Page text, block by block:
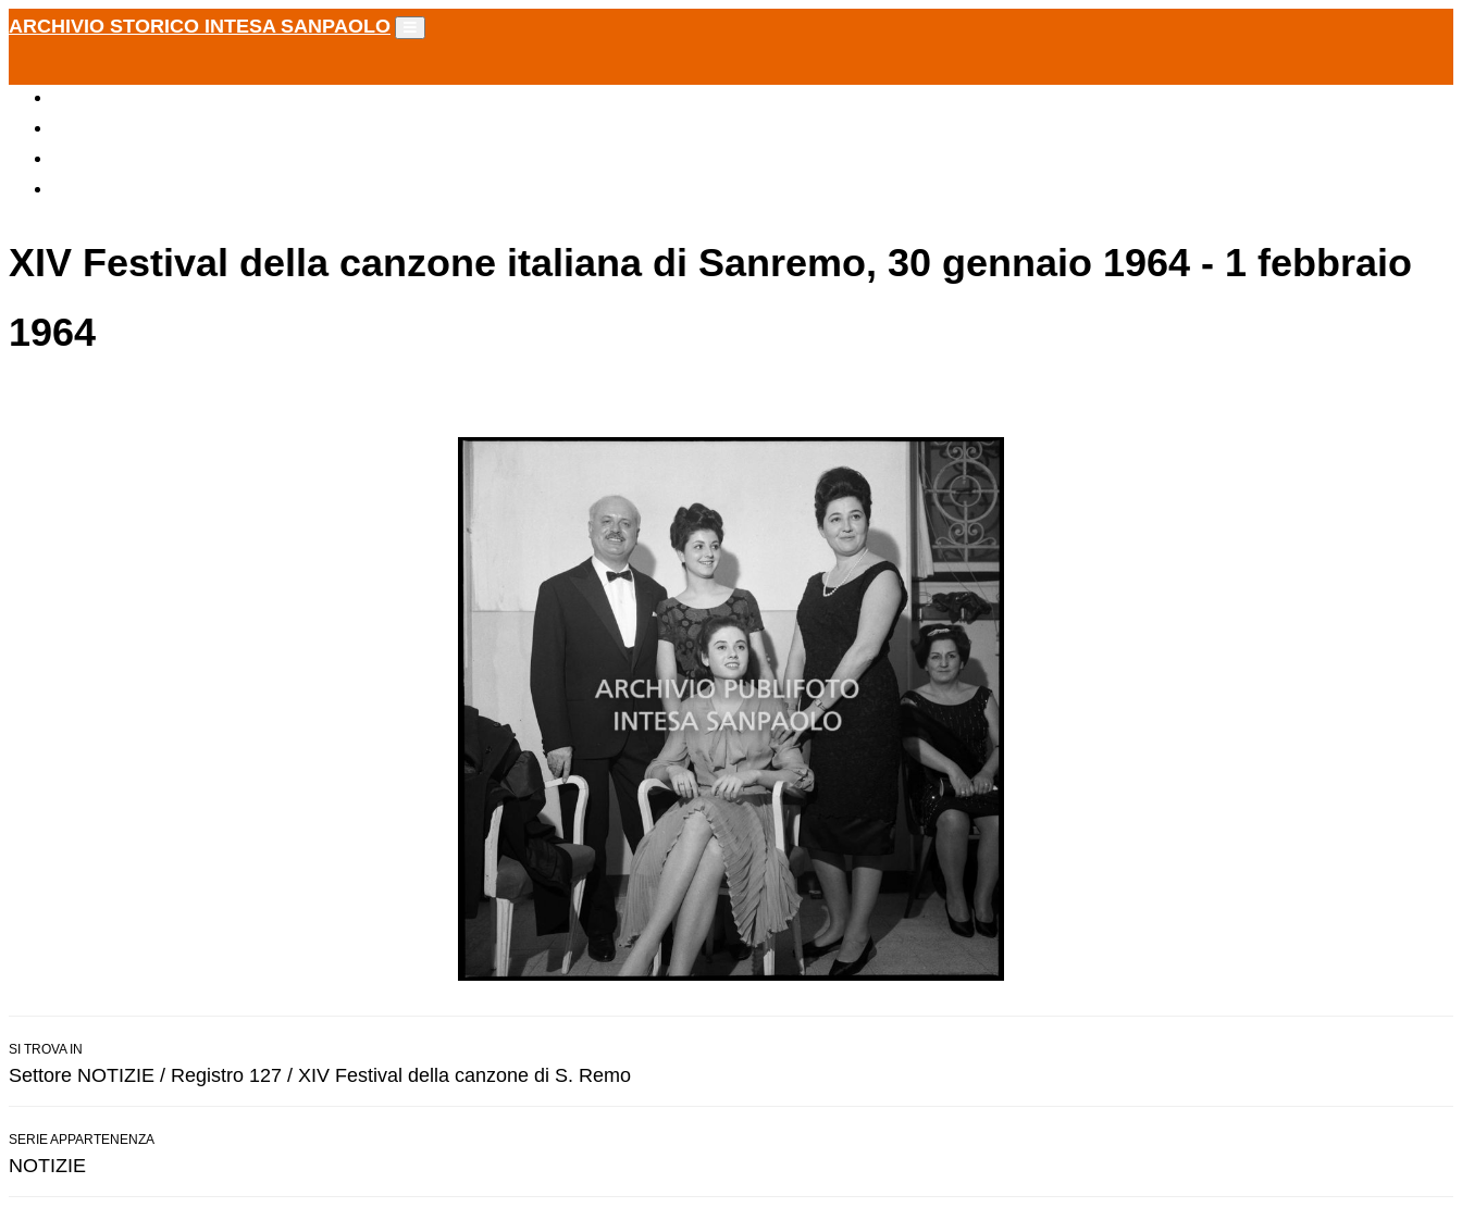
ARCHIVIO STORICO INTESA SANPAOLO
XIV Festival della canzone italiana di Sanremo, 30 gennaio 1964 - 1 febbraio
1964
SI TROVA IN
Settore NOTIZIE / Registro 127 / XIV Festival della canzone di S. Remo
SERIE APPARTENENZA
NOTIZIE